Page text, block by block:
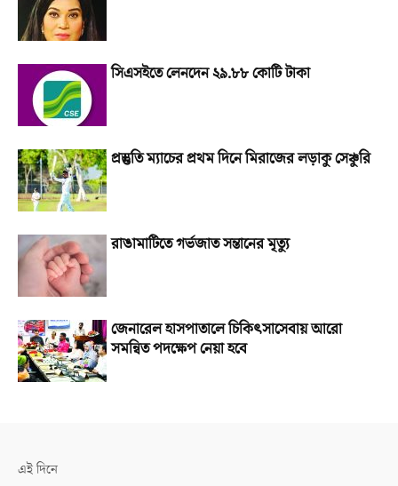
সিএসইতে লেনদেন ২৯.৮৮ কোটি টাকা
প্রস্তুতি ম্যাচের প্রথম দিনে মিরাজের লড়াকু সেঞ্চুরি
রাঙামাটিতে গর্ভজাত সন্তানের মৃত্যু
জেনারেল হাসপাতালে চিকিৎসাসেবায় আরো
সমন্বিত পদক্ষেপ নেয়া হবে
এই দিনে